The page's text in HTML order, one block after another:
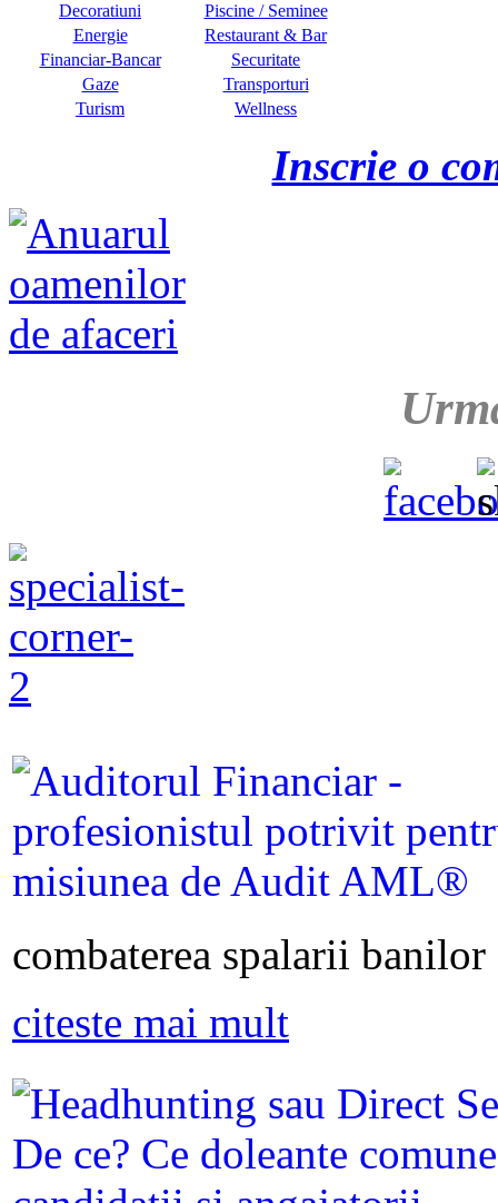
Decoratiuni
Piscine / Seminee
Energie
Restaurant & Bar
Financiar-Bancar
Securitate
Gaze
Transporturi
Turism
Wellness
Inscrie o
combaterea spalarii
citeste mai mult